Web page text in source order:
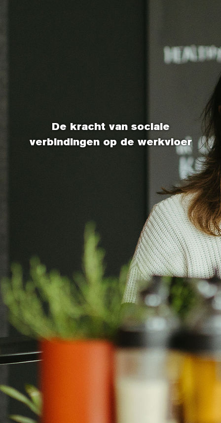
De kracht van sociale
verbindingen op de werkvloer